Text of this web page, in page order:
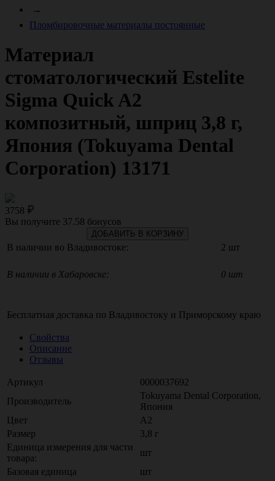
→
Пломбировочные материалы постоянные
Материал
стоматологический Estelite
Sigma Quick A2
композитный, шприц 3,8 г,
Япония (Tokuyama Dental
Corporation) 13171
3758
Вы получите 37.58 бонусов
ДОБАВИТЬ В КОРЗИНУ
В наличии во Владивостоке: 2 шт
В наличии в Хабаровске: 0 шт
Бесплатная доставка по Владивостоку и Приморскому краю
Свойства
Описание
Отзывы
Артикул
0000037692
Производитель
Tokuyama Dental Corporation,
Япония
Цвет
A2
Размер
3,8 г
Единица измерения для части
товара:
шт
Базовая единица
шт